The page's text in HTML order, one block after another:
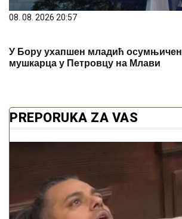
08. 08. 2026 20:57
У Бору ухапшен младић осумњичен
мушкарца у Петровцу на Млави
PREPORUKA ZA VAS